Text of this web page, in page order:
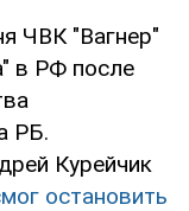
ЧВК "Вагнер"
в РФ после
РБ.
Курейчик
остановить